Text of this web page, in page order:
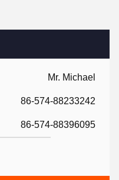
Mr. Michael
86-574-88233242
86-574-88396095